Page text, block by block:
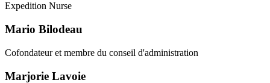
Expedition Nurse
Mario Bilodeau
Cofondateur et membre du conseil d'administration
Marjorie Lavoie